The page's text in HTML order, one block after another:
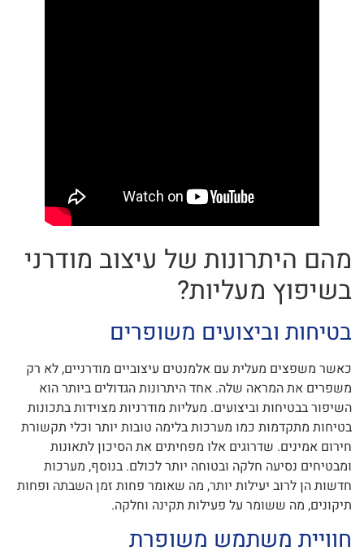
מהם היתרונות של עיצוב מודרני
בשיפוץ מעליות?
בטיחות וביצועים משופרים
כאשר משפצים מעלית עם אלמנטים עיצוביים מודרניים, לא רק
משפרים את המראה שלה. אחד היתרונות הגדולים ביותר הוא
השיפור בבטיחות וביצועים. מעליות מודרניות מצוידות בתכונות
בטיחות מתקדמות כמו מערכות בלימה טובות יותר וכלי תקשורת
חירום אמינים. שדרוגים אלו מפחיתים את הסיכון לתאונות
ומבטיחים נסיעה חלקה ובטוחה יותר לכולם. בנוסף, מערכות
חדשות הן לרוב יעילות יותר, מה שאומר פחות זמן השבתה ופחות
תיקונים, מה ששומר על פעילות תקינה וחלקה.
חוויית משתמש משופרת